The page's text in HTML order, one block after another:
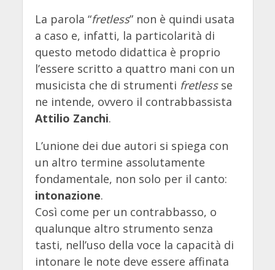
La parola “fretless” non è quindi usata
a caso e, infatti, la particolarità di
questo metodo didattica è proprio
l’essere scritto a quattro mani con un
musicista che di strumenti fretless se
ne intende, ovvero il contrabbassista
Attilio Zanchi.
L’unione dei due autori si spiega con
un altro termine assolutamente
fondamentale, non solo per il canto:
intonazione.
Così come per un contrabbasso, o
qualunque altro strumento senza
tasti, nell’uso della voce la capacità di
intonare le note deve essere affinata